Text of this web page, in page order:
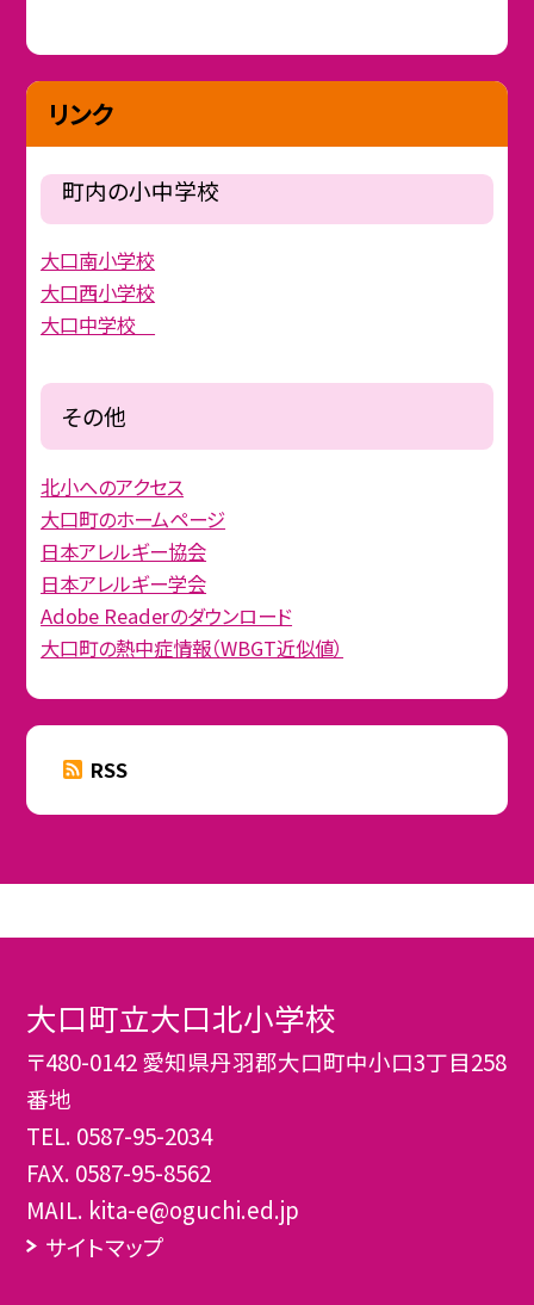
リンク
町内の小中学校
大口南小学校
大口西小学校
大口中学校
その他
北小へのアクセス
大口町のホームページ
日本アレルギー協会
日本アレルギー学会
Adobe Readerのダウンロード
大口町の熱中症情報（WBGT近似値）
RSS
大口町立大口北小学校
〒480-0142 愛知県丹羽郡大口町中小口3丁目258
番地
TEL. 0587-95-2034
FAX. 0587-95-8562
MAIL. kita-e@oguchi.ed.jp
サイトマップ